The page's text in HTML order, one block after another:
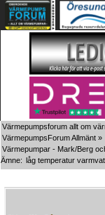
Värmepumpsforum allt om
VärmepumpsForum Allmänt »
Värmepumpar - Mark/Berg
Ämne: låg temperatur